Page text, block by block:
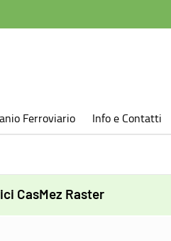
Ferroviario Info e Contatti
CasMez Raster